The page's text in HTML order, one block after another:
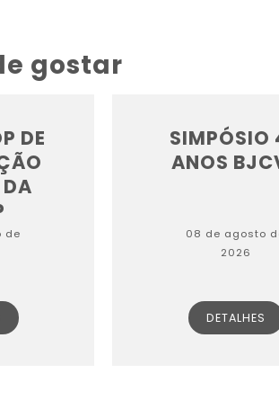
gostar
DE
de
SIMPÓSIO
ANOS
08 de agosto
2026
DETALHES